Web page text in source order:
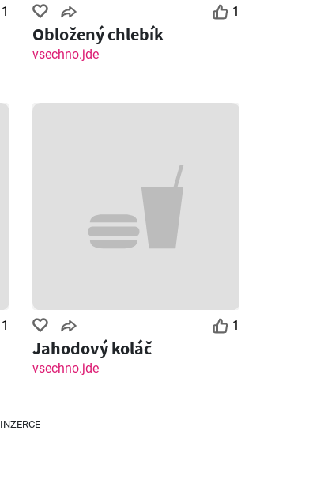
Zbývající dny: 1
Lidl leták
Zbývající dny: 3
1 1
Obložený chlebík
vsechno.jde
1 1
Jahodový koláč
vsechno.jde
INZERCE